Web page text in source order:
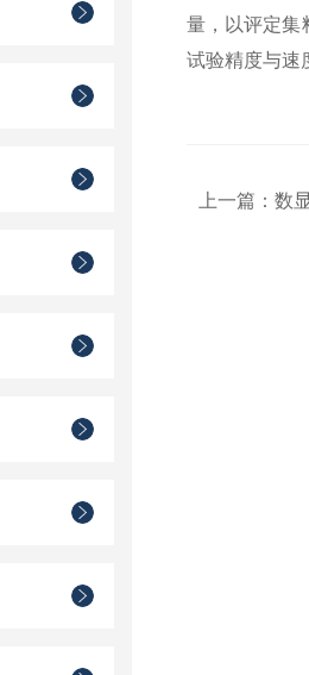
量，以评定集
试验精度与速
上一篇： 数